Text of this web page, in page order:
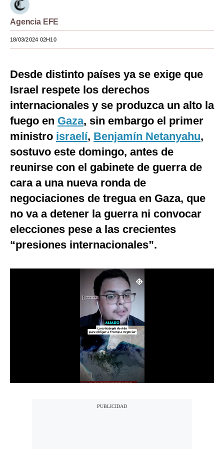
Moda
EEUU
México
Internacional
Tecnología
Mix
G de Gestión
Notas Contratadas
Somos?
Agencia EFE
18/03/2024 02H10
Desde distinto países ya se exige que
Israel respete los derechos
internacionales y se produzca un alto la
fuego en Gaza, sin embargo el primer
ministro israelí, Benjamín Netanyahu,
sostuvo este domingo, antes de
reunirse con el gabinete de guerra de
cara a una nueva ronda de
negociaciones de tregua en Gaza, que
no va a detener la guerra ni convocar
elecciones pese a las crecientes
“presiones internacionales”.